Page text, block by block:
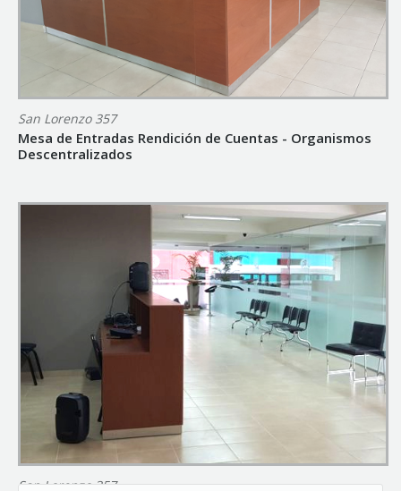
San Lorenzo 357
Mesa de Entradas Rendición de Cuentas - Organismos
Descentralizados
San Lorenzo 357